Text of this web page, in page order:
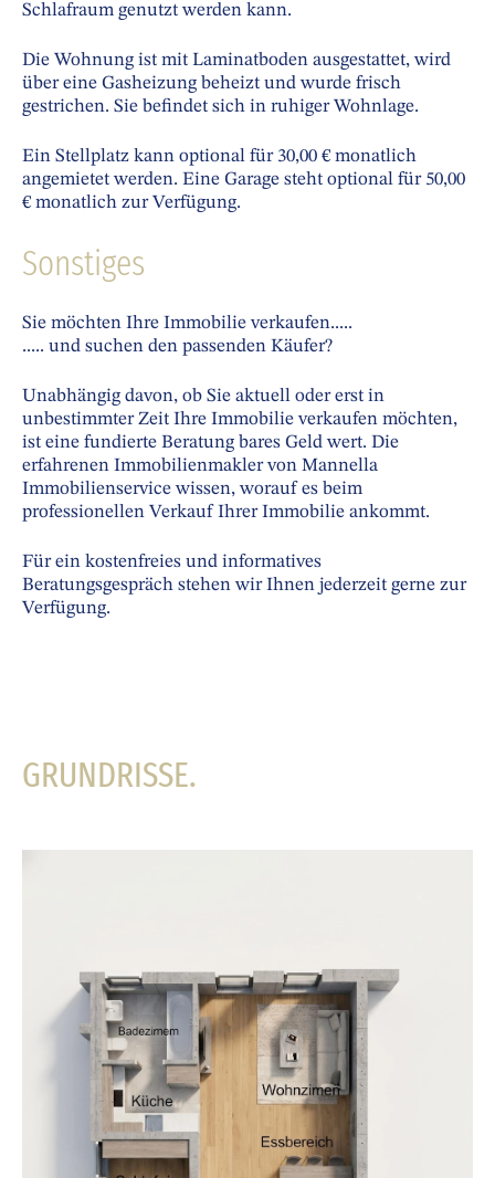
Schlafraum genutzt werden kann.
Die Wohnung ist mit Laminatboden ausgestattet, wird
über eine Gasheizung beheizt und wurde frisch
gestrichen. Sie befindet sich in ruhiger Wohnlage.
Ein Stellplatz kann optional für 30,00 € monatlich
angemietet werden. Eine Garage steht optional für 50,00
€ monatlich zur Verfügung.
Sonstiges
Sie möchten Ihre Immobilie verkaufen.....
..... und suchen den passenden Käufer?
Unabhängig davon, ob Sie aktuell oder erst in
unbestimmter Zeit Ihre Immobilie verkaufen möchten,
ist eine fundierte Beratung bares Geld wert. Die
erfahrenen Immobilienmakler von Mannella
Immobilienservice wissen, worauf es beim
professionellen Verkauf Ihrer Immobilie ankommt.
Für ein kostenfreies und informatives
Beratungsgespräch stehen wir Ihnen jederzeit gerne zur
Verfügung.
GRUNDRISSE.